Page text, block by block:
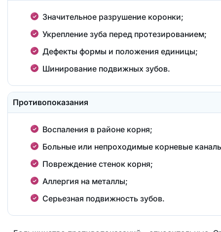
Значительное разрушение коронки;
Укрепление зуба перед протезированием;
Дефекты формы и положения единицы;
Шинирование подвижных зубов.
Противопоказания
Воспаления в районе корня;
Больные или непроходимые корневые
Повреждение стенок корня;
Аллергия на металлы;
Серьезная подвижность зубов.